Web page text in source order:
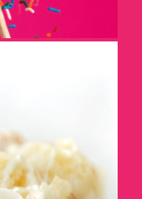
SUCRE